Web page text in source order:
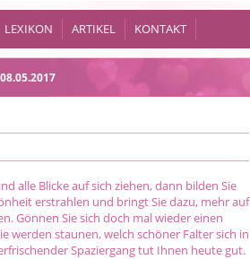
LEXIKON ARTIKEL KONTAKT
alle Blicke auf sich ziehen, dann bilden Sie
erstrahlen und bringt Sie dazu, mehr auf
Gönnen Sie sich doch mal wieder einen
werden staunen, welch schöner Falter sich in
Spaziergang tut Ihnen heute gut.